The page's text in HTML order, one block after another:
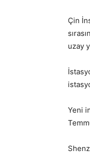
Çin
uzay
Yeni